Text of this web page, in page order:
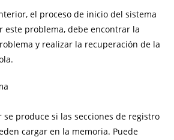
el proceso de inicio del sistema
este problema, debe encontrar la
y realizar la recuperación de la
produce si las secciones de registro
cargar en la memoria. Puede